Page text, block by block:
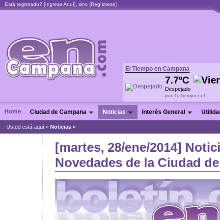
Está registrado? [Ingrese Aquí], sino [Regístrese]
El Tiempo en Campana
7.7ºC
Despejado
por TuTiempo.net
Home Ciudad de Campana Noticias Interés General
Usted está aquí » Noticias »
[martes, 28/ene/2014]
Novedades de la Ciudad